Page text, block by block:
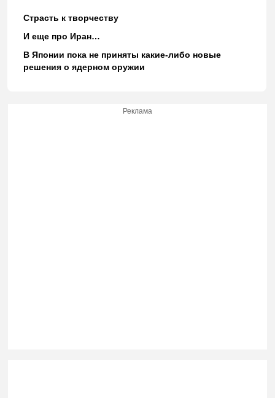
Страсть к творчеству
И еще про Иран…
В Японии пока не приняты какие-либо новые
решения о ядерном оружии
Реклама